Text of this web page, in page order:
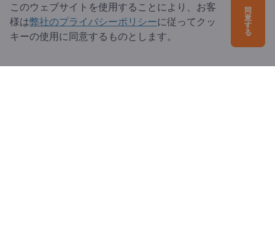
よくあるご質問
サービス内容
このウェブサイトを使用することにより、お客
様は弊社のプライバシーポリシーに従ってクッ
キーの使用に同意するものとします。
同
意
す
る